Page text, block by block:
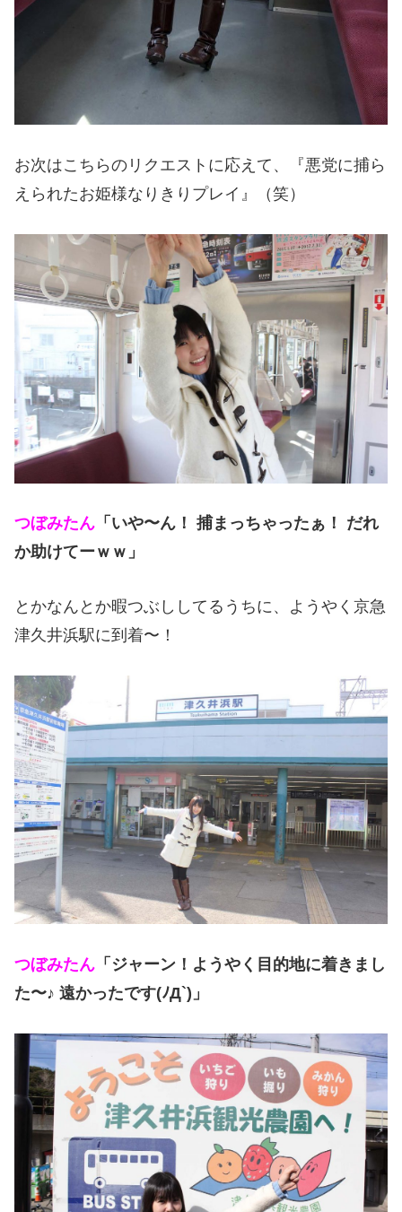
お次はこちらのリクエストに応えて、『悪党に捕ら
えられたお姫様なりきりプレイ』（笑）
つぼみたん 「いや〜ん！ 捕まっちゃったぁ！ だれ
か助けてーｗｗ」
とかなんとか暇つぶししてるうちに、ようやく京急
津久井浜駅に到着〜！
つぼみたん 「ジャーン！ようやく目的地に着きまし
た〜♪ 遠かったです(ﾉД`)」